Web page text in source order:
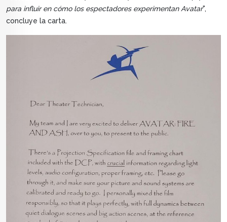
para influir en cómo los espectadores experimentan Avatar",
concluye la carta.